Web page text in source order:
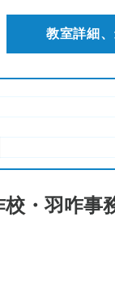
教室詳細
校・羽咋事